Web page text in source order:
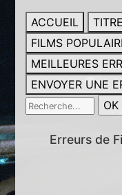
ACCUEIL TITRE
FILMS
MEILLEURES
ENVOYER UNE
Erreurs de